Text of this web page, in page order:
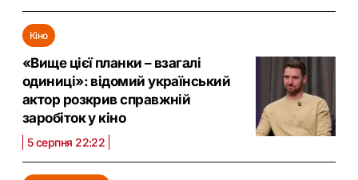
Кіно
«Вище цієї планки – взагалі
одиниці»: відомий український
актор розкрив справжній
заробіток у кіно
5 серпня 22:22